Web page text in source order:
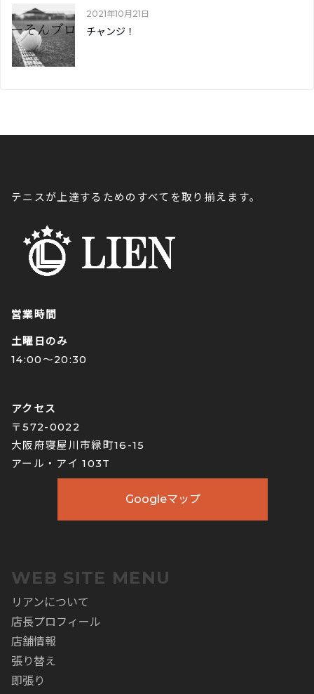
2021年10月21日
チャンジ！
テニスが上達するためのすべてを取り揃えます。
営業時間
土曜日のみ
14:00〜20:30
アクセス
〒572-0022
大阪府寝屋川市緑町16-15
アール・アイ 103T
Googleマップ
WEB SITE MENU
リアンについて
店長プロフィール
店舗情報
張り替え
即張り